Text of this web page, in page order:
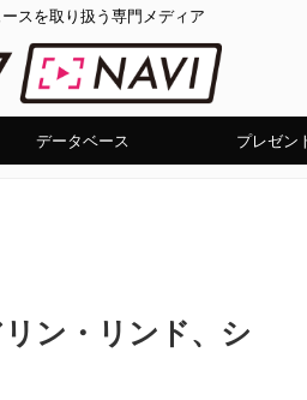
スを取り扱う専門メディア
データベース プレゼン
ン・リンド、シ